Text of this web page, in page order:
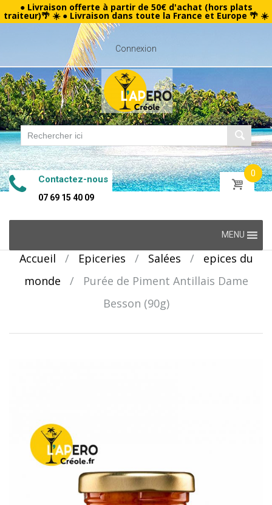
● Livraison offerte à partir de 50€ d'achat (hors plats
traiteur)🌴 ☀️ ● Livraison dans toute la France et Europe 🌴 ☀️
Connexion
Contactez-nous
07 69 15 40 09
0
content
MENU
Accueil / Epiceries / Salées /
epices du
monde
/
Purée de Piment Antillais Dame
Besson (90g)